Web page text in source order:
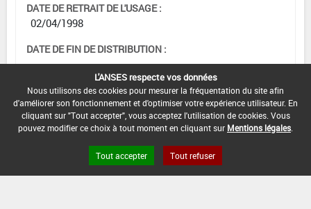
DATE DE RETRAIT DE L'USAGE :
02/04/1998
DATE DE FIN DE DISTRIBUTION :
-
DATE DE FIN D'UTILISATION :
-
L'ANSES respecte vos données
Nous utilisons des cookies pour mesurer la fréquentation du site afin
d'améliorer son fonctionnement et d'optimiser votre expérience utilisateur. En
cliquant sur "Tout accepter", vous acceptez l'utilisation de cookies. Vous
pouvez modifier ce choix à tout moment en cliquant sur Mentions légales
Tout accepter Tout refuser